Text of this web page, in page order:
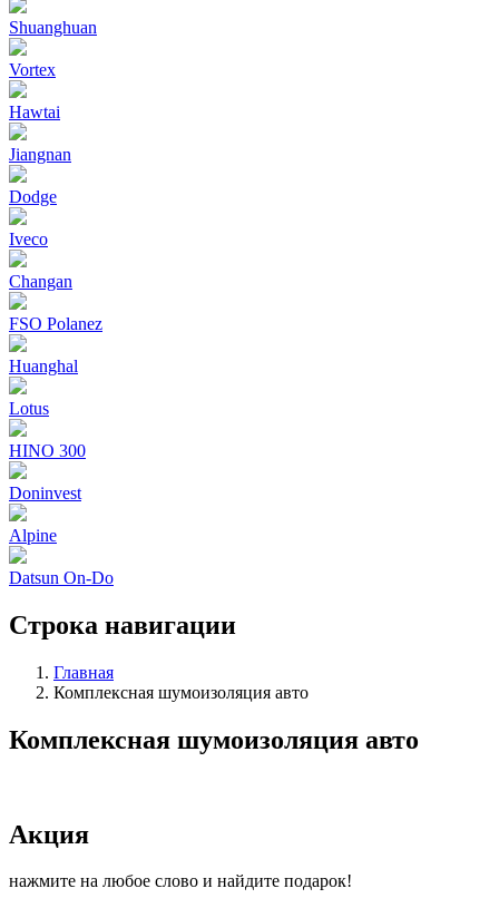
Shuanghuan
Vortex
Hawtai
Jiangnan
Dodge
Iveco
Changan
FSO Polanez
Huanghal
Lotus
HINO 300
Doninvest
Alpine
Datsun On-Do
Строка навигации
Главная
Комплексная шумоизоляция авто
Комплексная шумоизоляция авто
Акция
нажмите на любое слово и найдите подарок!